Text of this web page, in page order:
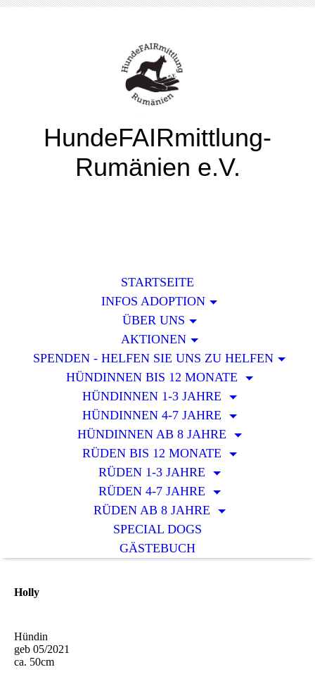
HundeFAIRmittlung-
Rumänien e.V.
STARTSEITE
INFOS ADOPTION
ÜBER UNS
AKTIONEN
SPENDEN - HELFEN SIE UNS ZU HELFEN
HÜNDINNEN BIS 12 MONATE
HÜNDINNEN 1-3 JAHRE
HÜNDINNEN 4-7 JAHRE
HÜNDINNEN AB 8 JAHRE
RÜDEN BIS 12 MONATE
RÜDEN 1-3 JAHRE
RÜDEN 4-7 JAHRE
RÜDEN AB 8 JAHRE
SPECIAL DOGS
GÄSTEBUCH
Holly
Hündin
geb 05/2021
ca. 50cm